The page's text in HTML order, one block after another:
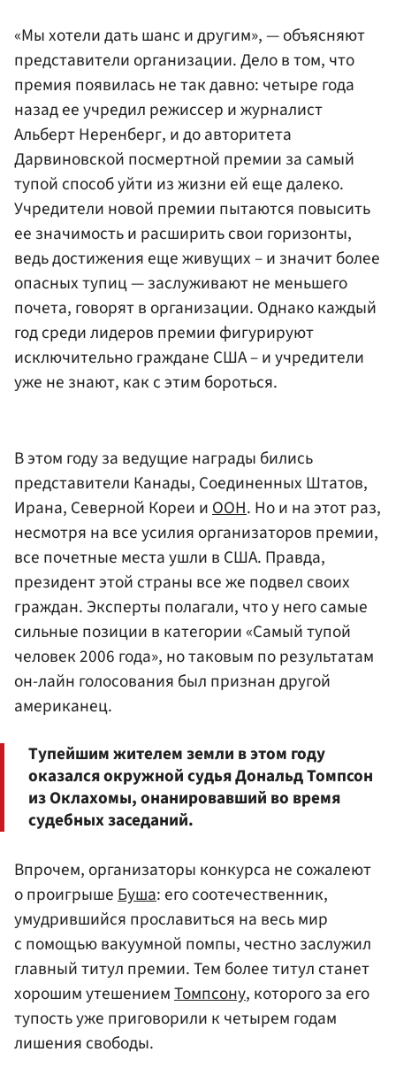
«Мы хотели дать шанс и другим», — объясняют
представители организации. Дело в том, что
премия появилась не так давно: четыре года
назад ее учредил режиссер и журналист
Альберт Неренберг, и до авторитета
Дарвиновской посмертной премии за самый
тупой способ уйти из жизни ей еще далеко.
Учредители новой премии пытаются повысить
ее значимость и расширить свои горизонты,
ведь достижения еще живущих – и значит более
опасных тупиц — заслуживают не меньшего
почета, говорят в организации. Однако каждый
год среди лидеров премии фигурируют
исключительно граждане США – и учредители
уже не знают, как с этим бороться.
В этом году за ведущие награды бились
представители Канады, Соединенных Штатов,
Ирана, Северной Кореи иООН. Но и на этот раз,
несмотря на все усилия организаторов премии,
все почетные места ушли в США. Правда,
президент этой страны все же подвел своих
граждан. Эксперты полагали, что у него самые
сильные позиции в категории «Самый тупой
человек 2006 года», но таковым по результатам
он-лайн голосования был признан другой
американец.
Тупейшим жителем земли в этом году
оказался окружной судья Дональд Томпсон
из Оклахомы, онанировавший во время
судебных заседаний.
Впрочем, организаторы конкурса не сожалеют
о проигрышеБуша: его соотечественник,
умудрившийся прославиться на весь мир
с помощью вакуумной помпы, честно заслужил
главный титул премии. Тем более титул станет
хорошим утешениемТомпсону, которого за его
тупость уже приговорили к четырем годам
лишения свободы.